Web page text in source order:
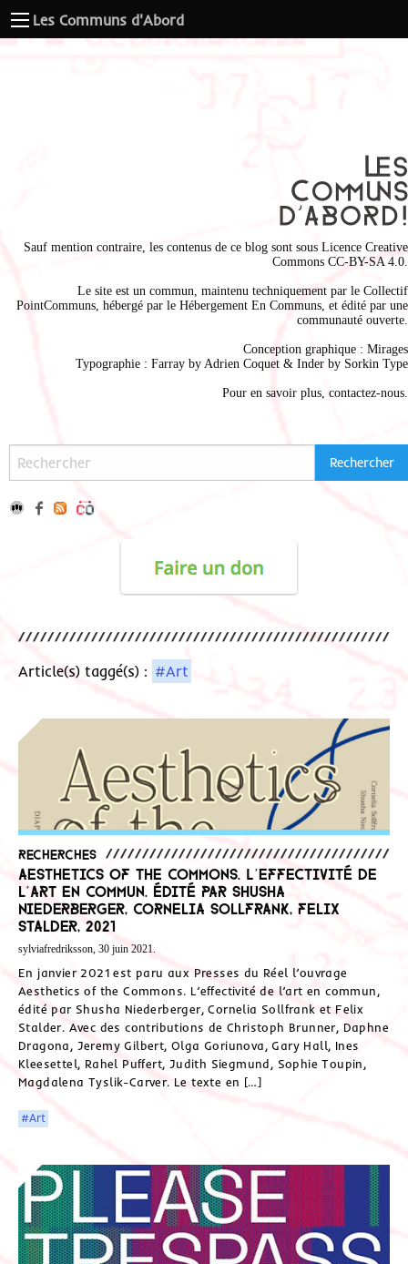
Les Communs d'Abord
Sauf mention contraire, les contenus de ce blog sont sous Licence Creative
Commons CC-BY-SA 4.0
Le site est un commun, maintenu techniquement par le Collectif
PointCommuns , hébergé par le Hébergement En Communs , et édité par une
communauté ouverte.
Conception graphique : Mirages
Typographie : Farray by Adrien Coquet & Inder by Sorkin Type
Pour en savoir plus, contactez-nous
Article(s) taggé(s) : #Art
Recherches
Aesthetics of the Commons. L’effectivité de
l’art en commun. Édité par Shusha
Niederberger, Cornelia Sollfrank, Felix
Stalder, 2021
sylviafredriksson, 30 juin 2021.
En janvier 2021 est paru aux Presses du Réel l’ouvrage
Aesthetics of the Commons. L’effectivité de l’art en commun,
édité par Shusha Niederberger, Cornelia Sollfrank et Felix
Stalder. Avec des contributions de Christoph Brunner, Daphne
Dragona, Jeremy Gilbert, Olga Goriunova, Gary Hall, Ines
Kleesettel, Rahel Puffert, Judith Siegmund, Sophie Toupin,
Magdalena Tyslik-Carver. Le texte en […]
#Art